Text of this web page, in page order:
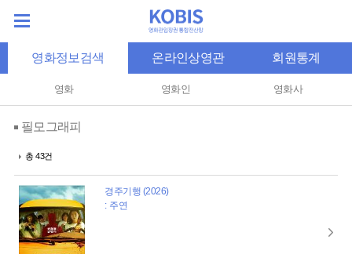
영화정보검색 온라인상영관 회원통계
영화 영화인 영화사
필모그래피
총 43건
경주기행 (2026)
: 주연